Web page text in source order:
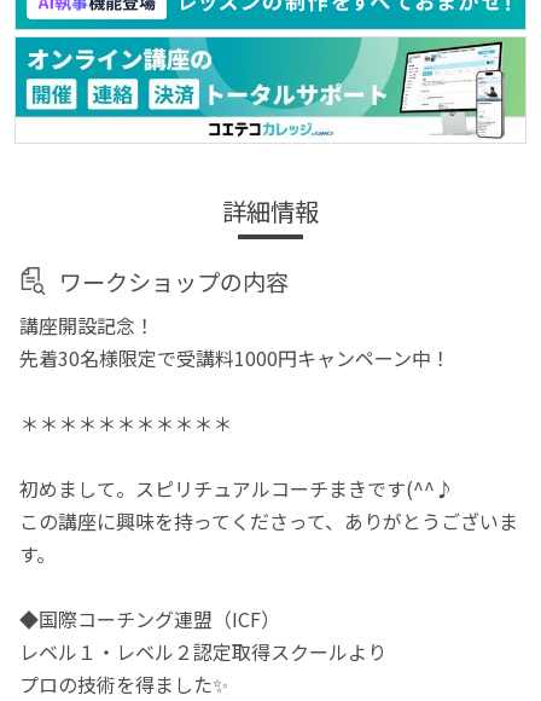
詳細情報
ワークショップの内容
講座開設記念！
先着30名様限定で受講料1000円キャンペーン中！
＊＊＊＊＊＊＊＊＊＊＊
初めまして。スピリチュアルコーチまきです(^^♪
この講座に興味を持ってくださって、ありがとうございま
す。
◆国際コーチング連盟（ICF）
レベル１・レベル２認定取得スクールより
プロの技術を得ました✨